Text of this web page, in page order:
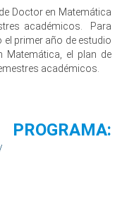
Doctor en Matemática
académicos. Para
primer año de estudio
Matemática, el plan de
académicos.